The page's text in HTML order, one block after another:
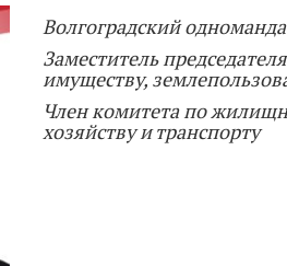
Волгоградский
Заместитель
имуществу,
Член комитета по
хозяйству и транспорту